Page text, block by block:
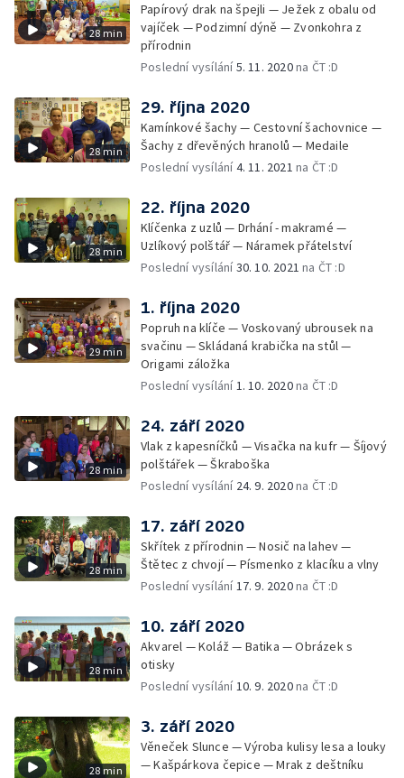
28 min
Papírový drak na špejli — Ježek z obalu od
vajíček — Podzimní dýně — Zvonkohra z
přírodnin
Poslední vysílání5. 11. 2020na ČT :D
28 min
29. října 2020
Kamínkové šachy — Cestovní šachovnice —
Šachy z dřevěných hranolů — Medaile
Poslední vysílání4. 11. 2021 na ČT :D
28 min
22. října 2020
Klíčenka z uzlů — Drhání - makramé —
Uzlíkový polštář — Náramek přátelství
Poslední vysílání30. 10. 2021 na ČT :D
29 min
1. října 2020
Popruh na klíče — Voskovaný ubrousek na
svačinu — Skládaná krabička na stůl —
Origami záložka
Poslední vysílání 1. 10. 2020na ČT :D
28 min
24. září 2020
Vlak z kapesníčků — Visačka na kufr — Šíjový
polštářek — Škraboška
Poslední vysílání 24. 9. 2020na ČT :D
28 min
17. září 2020
Skřítek z přírodnin — Nosič na lahev —
Štětec z chvojí — Písmenko z klacíku a vlny
Poslední vysílání 17. 9. 2020na ČT :D
28 min
10. září 2020
Akvarel — Koláž — Batika — Obrázek s
otisky
Poslední vysílání 10. 9. 2020na ČT :D
28 min
3. září 2020
Věneček Slunce — Výroba kulisy lesa a louky
— Kašpárkova čepice — Mrak z deštníku